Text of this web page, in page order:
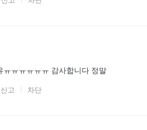
ㅠㅠㅠㅠㅠㅠ 감사합니다 정말
신고 차단